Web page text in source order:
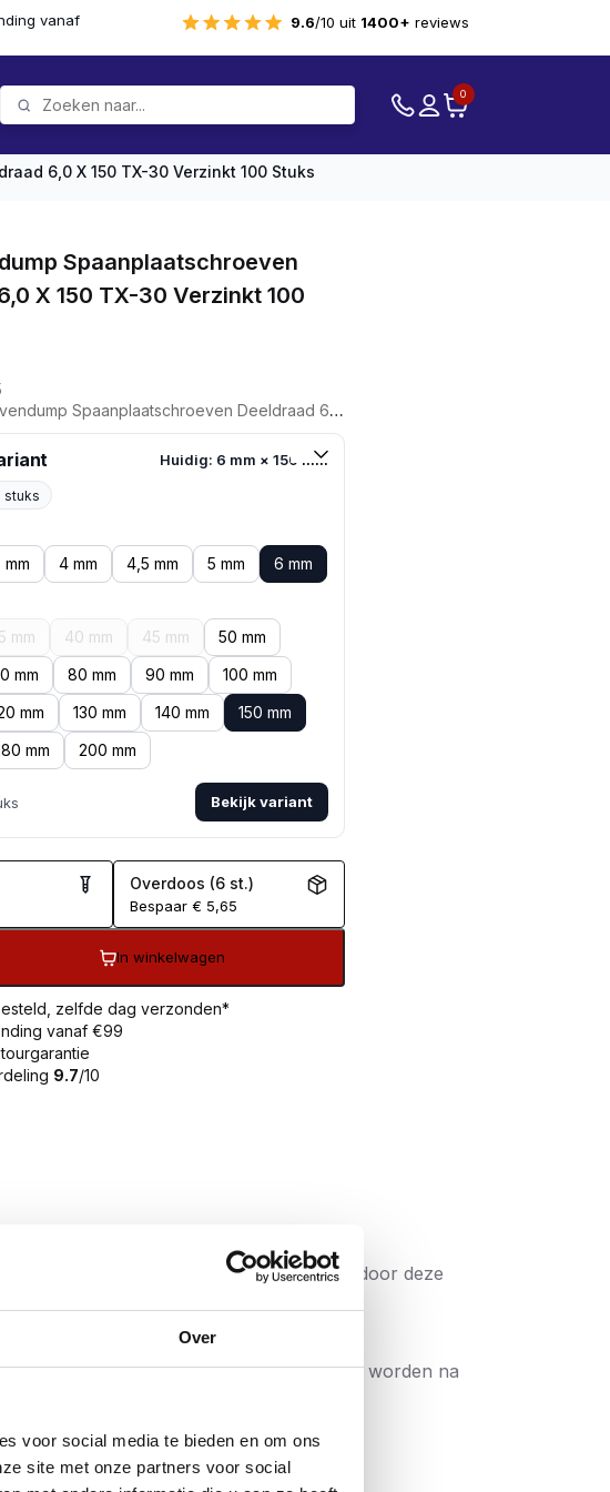
Over
voor social media te bieden en om ons
site met onze partners voor social
vanaf
9.6/10 uit 1400+ reviews
0
6,0 X 150 TX-30 Verzinkt 100 Stuks
Spaanplaatschroeven
X 150 TX-30 Verzinkt 100
Spaanplaatschroeven Deeldraad 6,0 X 150 TX-30 Verzinkt 100 Stuks
Huidig: 6 mm × 150 mm
stuks
mm 4 mm 4,5 mm 5 mm 6 mm
mm 40 mm 45 mm
50 mm
mm 80 mm 90 mm
100 mm
mm 130 mm 140 mm
150 mm
mm 200 mm
Bekijk variant
Overdoos (6 st.)
Bespaar € 5,65
In winkelwagen
zelfde dag verzonden*
vanaf €99
9.7/10
met een dubbele platkop waardoor deze
probleemloze verwerking. De schroeven worden na
werkt; braamvrij en supersterk. De